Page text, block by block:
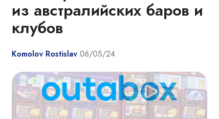
из австралийских баров и
клубов
Komolov Rostislav 06/05/24